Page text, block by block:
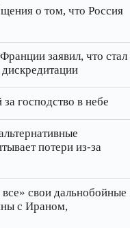
о том, что Россия
заявил, что стал
господство в небе
потери из‑за
свои дальнобойные
с Ираном,